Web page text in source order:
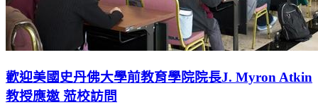
歡迎美國史丹佛大學前教育學院院長J. Myron Atkin
教授應邀 蒞校訪問